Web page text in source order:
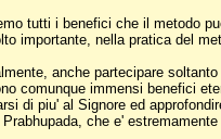
tutti i benefici che il metodo
importante, nella pratica del
anche partecipare
comunque immensi benefici
di piu' al Signore ed
che e'